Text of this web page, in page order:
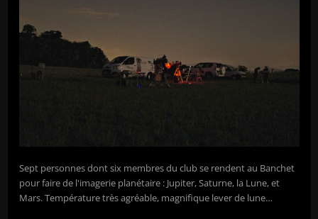
Sept personnes dont six membres du club se rendent au Banchet
pour faire de l'imagerie planétaire : Jupiter, Saturne, la Lune, et
Mars. Température très agréable, magnifique lever de lune…